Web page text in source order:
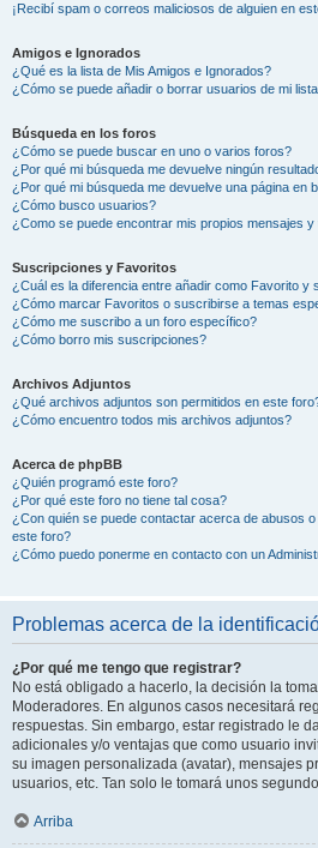
¡Recibí spam o correos maliciosos de alguien en
Amigos e Ignorados
¿Qué es la lista de Mis Amigos e Ignorados?
¿Cómo se puede añadir o borrar usuarios de mi
Búsqueda en los foros
¿Cómo se puede buscar en uno o varios foros?
¿Por qué mi búsqueda me devuelve ningún
¿Por qué mi búsqueda me devuelve una página en
¿Cómo busco usuarios?
¿Como se puede encontrar mis propios mensajes y
Suscripciones y Favoritos
¿Cuál es la diferencia entre añadir como Favorito y
¿Cómo marcar Favoritos o suscribirse a temas
¿Cómo me suscribo a un foro específico?
¿Cómo borro mis suscripciones?
Archivos Adjuntos
¿Qué archivos adjuntos son permitidos en este
¿Cómo encuentro todos mis archivos adjuntos?
Acerca de phpBB
¿Quién programó este foro?
¿Por qué este foro no tiene tal cosa?
¿Con quién se puede contactar acerca de abusos
este foro?
¿Cómo puedo ponerme en contacto con un
Problemas acerca de la
¿Por qué me tengo que registrar?
No está obligado a hacerlo, la decisión la
Moderadores. En algunos casos necesitará
respuestas. Sin embargo, estar registrado le
adicionales y/o ventajas que como usuario
su imagen personalizada (avatar), mensajes
usuarios, etc. Tan solo le tomará unos
Arriba